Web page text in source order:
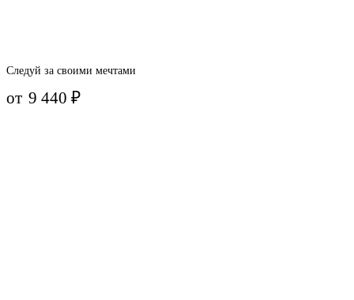
Следуй за своими мечтами
от 9 440₽